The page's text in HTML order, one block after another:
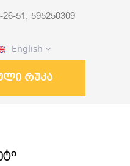
51, 595250309
English
რუკა